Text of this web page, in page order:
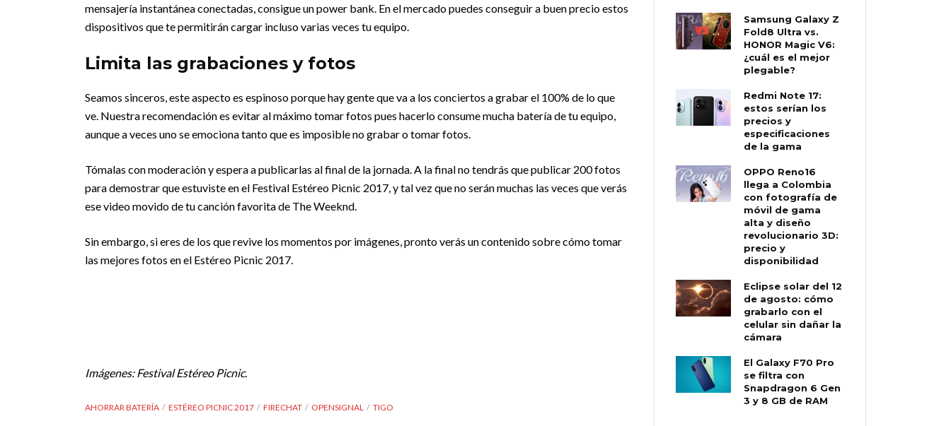
mensajería instantánea conectadas, consigue un power bank. En el mercado puedes conseguir a buen precio estos
dispositivos que te permitirán cargar incluso varias veces tu equipo.
Limita las grabaciones y fotos
Seamos sinceros, este aspecto es espinoso porque hay gente que va a los conciertos a grabar el 100% de lo que
ve. Nuestra recomendación es evitar al máximo tomar fotos pues hacerlo consume mucha batería de tu equipo,
aunque a veces uno se emociona tanto que es imposible no grabar o tomar fotos.
Tómalas con moderación y espera a publicarlas al final de la jornada. A la final no tendrás que publicar 200 fotos
para demostrar que estuviste en el Festival Estéreo Picnic 2017, y tal vez que no serán muchas las veces que verás
ese video movido de tu canción favorita de The Weeknd.
Sin embargo, si eres de los que revive los momentos por imágenes, pronto verás un contenido sobre cómo tomar
las mejores fotos en el Estéreo Picnic 2017.
Imágenes: Festival Estéreo Picnic.
AHORRAR BATERÍA ESTÉREO PICNIC 2017 FIRECHAT OPENSIGNAL TIGO
Samsung Galaxy Z
Fold8 Ultra vs.
HONOR Magic V6:
¿cuál es el mejor
plegable?
Redmi Note 17:
estos serían los
precios y
especificaciones
de la gama
OPPO Reno16
llega a Colombia
con fotografía de
móvil de gama
alta y diseño
revolucionario 3D:
precio y
disponibilidad
Eclipse solar del 12
de agosto: cómo
grabarlo con el
celular sin dañar la
cámara
El Galaxy F70 Pro
se filtra con
Snapdragon 6 Gen
3 y 8 GB de RAM